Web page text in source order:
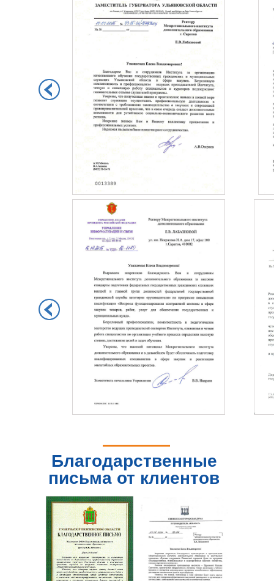
Благодарственные
письма от клиентов